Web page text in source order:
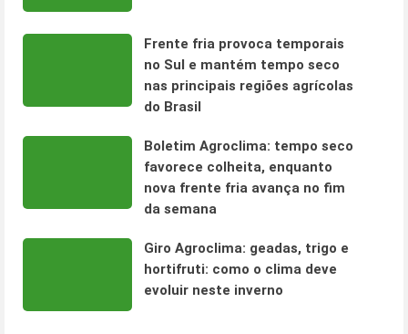
Frente fria provoca temporais
no Sul e mantém tempo seco
nas principais regiões agrícolas
do Brasil
Boletim Agroclima: tempo seco
favorece colheita, enquanto
nova frente fria avança no fim
da semana
Giro Agroclima: geadas, trigo e
hortifruti: como o clima deve
evoluir neste inverno